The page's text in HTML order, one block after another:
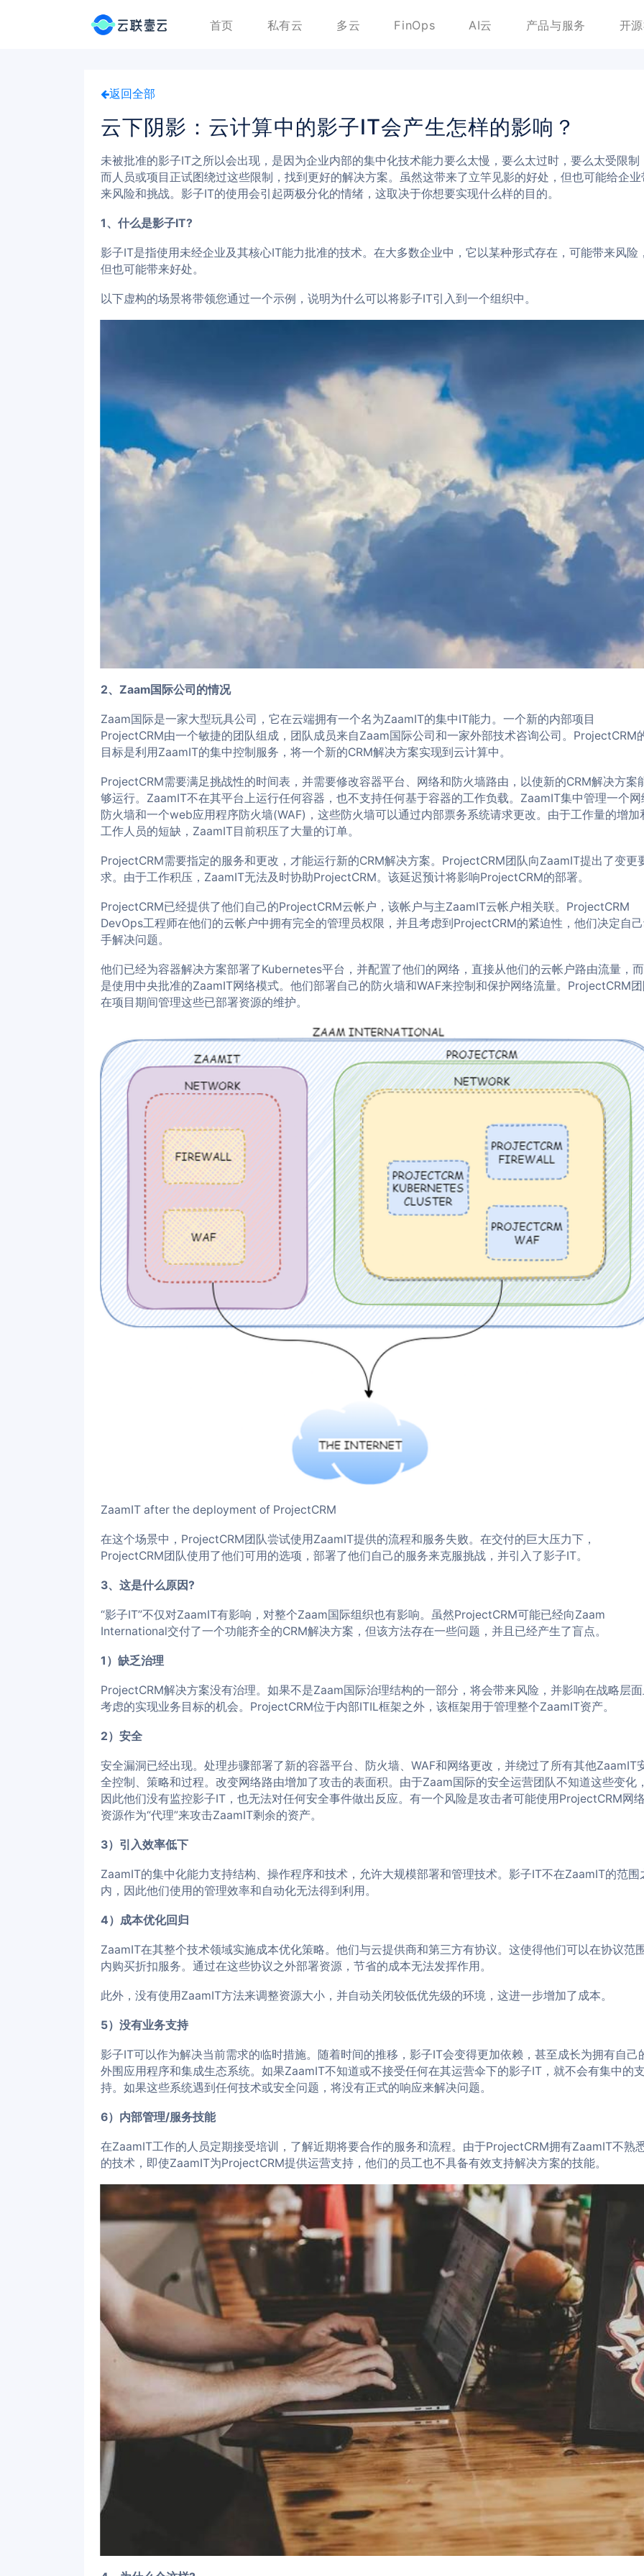
首页 私有云 多云 FinOps AI云 产品与服务 开
返回全部
云下阴影：云计算中的影子IT会产生怎样的影响？
未被批准的影子IT之所以会出现，是因为企业内部的集中化技术能力要么太慢，要么太过时，要么太受限制
而人员或项目正试图绕过这些限制，找到更好的解决方案。虽然这带来了立竿见影的好处，但也可能给企业
来风险和挑战。影子IT的使用会引起两极分化的情绪，这取决于你想要实现什么样的目的。
1、什么是影子IT?
影子IT是指使用未经企业及其核心IT能力批准的技术。在大多数企业中，它以某种形式存在，可能带来风险，
但也可能带来好处。
以下虚构的场景将带领您通过一个示例，说明为什么可以将影子IT引入到一个组织中。
2、Zaam国际公司的情况
Zaam国际是一家大型玩具公司，它在云端拥有一个名为ZaamIT的集中IT能力。一个新的内部项目
ProjectCRM由一个敏捷的团队组成，团队成员来自Zaam国际公司和一家外部技术咨询公司。ProjectCRM
目标是利用ZaamIT的集中控制服务，将一个新的CRM解决方案实现到云计算中。
ProjectCRM需要满足挑战性的时间表，并需要修改容器平台、网络和防火墙路由，以使新的CRM解决方案
够运行。ZaamIT不在其平台上运行任何容器，也不支持任何基于容器的工作负载。ZaamIT集中管理一个网
防火墙和一个web应用程序防火墙(WAF)，这些防火墙可以通过内部票务系统请求更改。由于工作量的增加
工作人员的短缺，ZaamIT目前积压了大量的订单。
ProjectCRM需要指定的服务和更改，才能运行新的CRM解决方案。ProjectCRM团队向ZaamIT提出了变更
求。由于工作积压，ZaamIT无法及时协助ProjectCRM。该延迟预计将影响ProjectCRM的部署。
ProjectCRM已经提供了他们自己的ProjectCRM云帐户，该帐户与主ZaamIT云帐户相关联。ProjectCRM
DevOps工程师在他们的云帐户中拥有完全的管理员权限，并且考虑到ProjectCRM的紧迫性，他们决定自
手解决问题。
他们已经为容器解决方案部署了Kubernetes平台，并配置了他们的网络，直接从他们的云帐户路由流量，
是使用中央批准的ZaamIT网络模式。他们部署自己的防火墙和WAF来控制和保护网络流量。ProjectCRM团
在项目期间管理这些已部署资源的维护。
ZaamIT after the deployment of ProjectCRM
在这个场景中，ProjectCRM团队尝试使用ZaamIT提供的流程和服务失败。在交付的巨大压力下，
ProjectCRM团队使用了他们可用的选项，部署了他们自己的服务来克服挑战，并引入了影子IT。
3、这是什么原因?
“影子IT”不仅对ZaamIT有影响，对整个Zaam国际组织也有影响。虽然ProjectCRM可能已经向Zaam
International交付了一个功能齐全的CRM解决方案，但该方法存在一些问题，并且已经产生了盲点。
1）缺乏治理
ProjectCRM解决方案没有治理。如果不是Zaam国际治理结构的一部分，将会带来风险，并影响在战略层
考虑的实现业务目标的机会。ProjectCRM位于内部ITIL框架之外，该框架用于管理整个ZaamIT资产。
2）安全
安全漏洞已经出现。处理步骤部署了新的容器平台、防火墙、WAF和网络更改，并绕过了所有其他ZaamIT
全控制、策略和过程。改变网络路由增加了攻击的表面积。由于Zaam国际的安全运营团队不知道这些变化，
因此他们没有监控影子IT，也无法对任何安全事件做出反应。有一个风险是攻击者可能使用ProjectCRM网
资源作为“代理”来攻击ZaamIT剩余的资产。
3）引入效率低下
ZaamIT的集中化能力支持结构、操作程序和技术，允许大规模部署和管理技术。影子IT不在ZaamIT的范围
内，因此他们使用的管理效率和自动化无法得到利用。
4）成本优化回归
ZaamIT在其整个技术领域实施成本优化策略。他们与云提供商和第三方有协议。这使得他们可以在协议范围
内购买折扣服务。通过在这些协议之外部署资源，节省的成本无法发挥作用。
此外，没有使用ZaamIT方法来调整资源大小，并自动关闭较低优先级的环境，这进一步增加了成本。
5）没有业务支持
影子IT可以作为解决当前需求的临时措施。随着时间的推移，影子IT会变得更加依赖，甚至成长为拥有自己
外围应用程序和集成生态系统。如果ZaamIT不知道或不接受任何在其运营伞下的影子IT，就不会有集中的支
持。如果这些系统遇到任何技术或安全问题，将没有正式的响应来解决问题。
6）内部管理/服务技能
在ZaamIT工作的人员定期接受培训，了解近期将要合作的服务和流程。由于ProjectCRM拥有ZaamIT不熟
的技术，即使ZaamIT为ProjectCRM提供运营支持，他们的员工也不具备有效支持解决方案的技能。